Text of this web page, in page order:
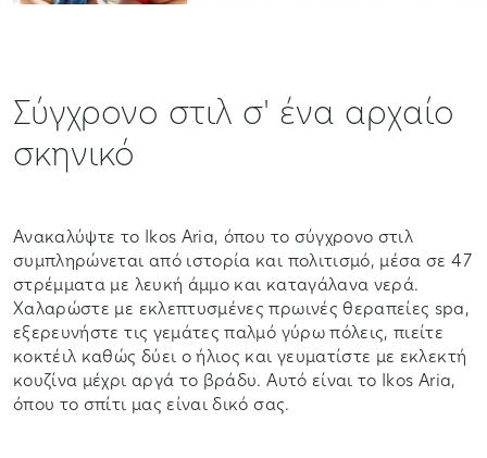
Σύγχρονο στιλ σ' ένα αρχαίο
σκηνικό
Ανακαλύψτε το Ikos Aria, όπου το σύγχρονο στιλ
συμπληρώνεται από ιστορία και πολιτισμό, μέσα σε 47
στρέμματα με λευκή άμμο και καταγάλανα νερά.
Χαλαρώστε με εκλεπτυσμένες πρωινές θεραπείες spa,
εξερευνήστε τις γεμάτες παλμό γύρω πόλεις, πιείτε
κοκτέιλ καθώς δύει ο ήλιος και γευματίστε με εκλεκτή
κουζίνα μέχρι αργά το βράδυ. Αυτό είναι το Ikos Aria,
όπου το σπίτι μας είναι δικό σας.